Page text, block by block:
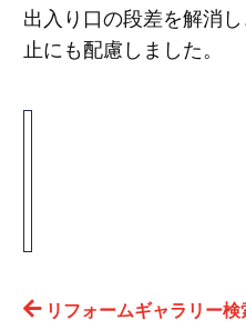
出入り口の段差を解消
止にも配慮しました。
リフォームギャラリー検